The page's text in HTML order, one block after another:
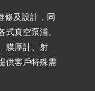
修及設計，同
式真空泵浦、
膜厚計、射
供客戶特殊需